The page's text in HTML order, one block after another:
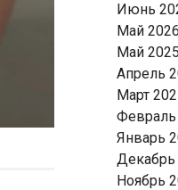
Июнь
Май 2026
Май 2025
Апрель
Март
Февраль
Январь
Декабрь
Ноябрь